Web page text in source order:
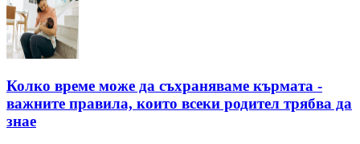
Колко време може да съхраняваме кърмата -
важните правила, които всеки родител трябва да
знае